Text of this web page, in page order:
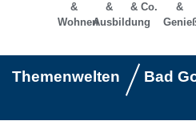
&
Wohnen
&
Ausbildung
& Co.
&
Themenwelten Bad